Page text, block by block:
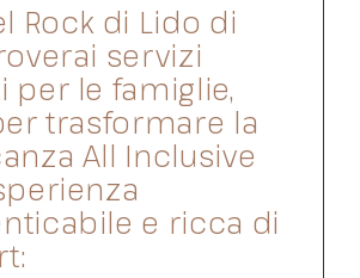
Rock di Lido di
servizi
per le famiglie,
trasformare la
All Inclusive
e ricca di